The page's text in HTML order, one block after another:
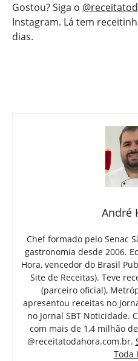
Gostou? Siga o
Instagram. Lá tem
dias.
André
Chef formado pelo Senac
gastronomia desde 2006.
Hora, vencedor do Brasil
Site de Receitas). Teve
(parceiro oficial),
apresentou receitas no
no Jornal SBT Noticidade.
com mais de 1,4 milhão
@receitatodahora.com.br.
Toda